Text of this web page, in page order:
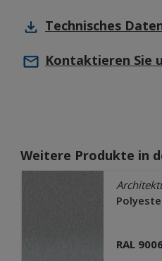
Technisches
Kontaktieren Sie
Weitere Produkte in
RAL